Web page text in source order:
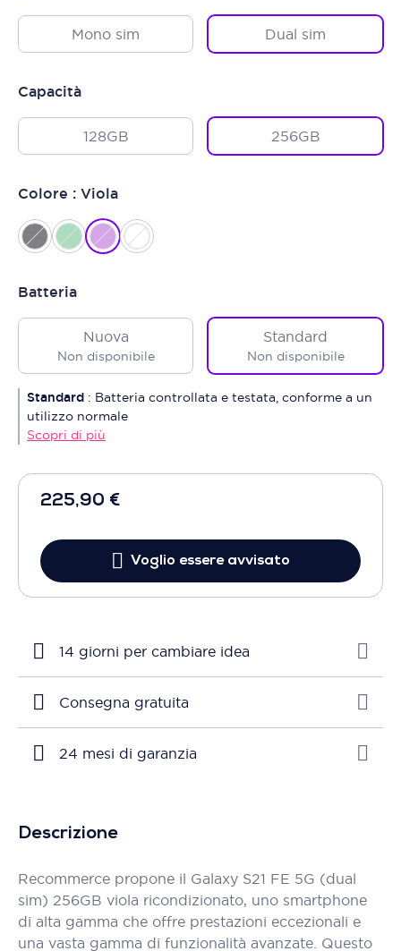
225,90 €
Voglio essere avvisato
Mono sim Dual sim
Capacità
128GB 256GB
Colore : Viola
Batteria
Nuova
Non disponibile
Standard
Non disponibile
Standard : Batteria controllata e testata, conforme a un
utilizzo normale
Scopri di più
14 giorni per cambiare idea
Consegna gratuita
24 mesi di garanzia
Descrizione
Recommerce propone il Galaxy S21 FE 5G (dual
sim) 256GB viola ricondizionato, uno smartphone
di alta gamma che offre prestazioni eccezionali e
una vasta gamma di funzionalità avanzate. Questo